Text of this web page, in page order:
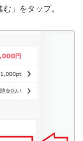
」をタップ。